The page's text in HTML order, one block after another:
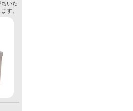
ちいた
す。